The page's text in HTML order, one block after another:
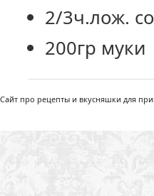
2/3ч.лож.
200гр муки
Сайт про рецепты и вкусняшки для